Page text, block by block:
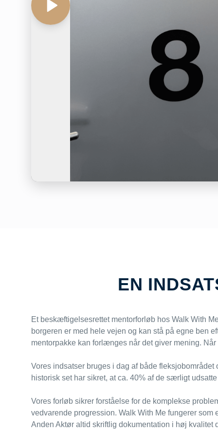
EN
Et beskæftigelsesrettet mentorforløb hos Walk With
borgeren er med hele vejen og kan stå på egne ben
mentorpakke kan forlænges når det giver mening.
Vores indsatser bruges i dag af både
historisk set har sikret, at ca. 40% af de særligt
Vores forløb sikrer forståelse for de komplekse
vedvarende progression. Walk With Me fungerer
Anden Aktør altid skriftlig dokumentation i høj